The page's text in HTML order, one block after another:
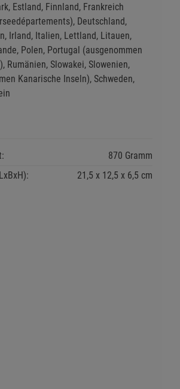
Estland, Finnland, Frankreich
Deutschland,
Irland, Italien, Lettland, Litauen,
Polen, Portugal (ausgenommen
Rumänien, Slowakei, Slowenien,
Kanarische Inseln), Schweden,
870 Gramm
21,5 12,5 6,5 cm